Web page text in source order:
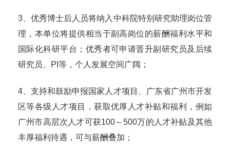
3、优秀博士后人员将纳入中科院特别研究助理岗位管
理，本单位将提供相当于副高岗位的薪酬福利水平和
国际化科研平台；优秀者可申请晋升副研究员及后续
研究员、PI等，个人发展空间广阔；
4、支持和鼓励申报国家人才项目、广东省广州市开发
区等各级人才项目，获取优厚人才补贴和福利，例如
广州市高层次人才可获100～500万的人才补贴及其他
丰厚福利待遇，可与薪酬叠加；